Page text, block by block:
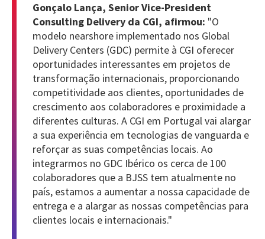
Gonçalo Lança, Senior Vice-President
Consulting Delivery da CGI, afirmou: "O
modelo nearshore implementado nos Global
Delivery Centers (GDC) permite à CGI oferecer
oportunidades interessantes em projetos de
transformação internacionais, proporcionando
competitividade aos clientes, oportunidades de
crescimento aos colaboradores e proximidade a
diferentes culturas. A CGI em Portugal vai alargar
a sua experiência em tecnologias de vanguarda e
reforçar as suas competências locais. Ao
integrarmos no GDC Ibérico os cerca de 100
colaboradores que a BJSS tem atualmente no
país, estamos a aumentar a nossa capacidade de
entrega e a alargar as nossas competências para
clientes locais e internacionais."